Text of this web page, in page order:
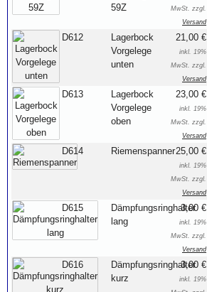
59Z
MwSt. zzgl.
Versand
D612
Lagerbock
Vorgelege
unten
21,00 €
inkl. 19%
MwSt. zzgl.
Versand
D613
Lagerbock
Vorgelege
oben
23,00 €
inkl. 19%
MwSt. zzgl.
Versand
D614 Riemenspanner25,00 €
inkl. 19%
MwSt. zzgl.
Versand
D615
Dämpfungsringhalter
lang
3,00 €
inkl. 19%
MwSt. zzgl.
Versand
D616
Dämpfungsringhalter
kurz
3,00 €
inkl. 19%